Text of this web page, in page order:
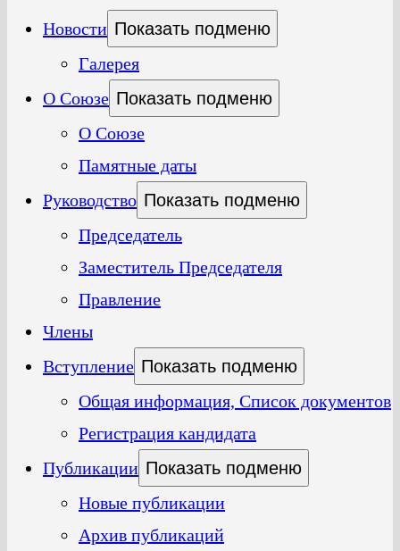
Новости Показать подменю
Галерея
О Союзе Показать подменю
О Союзе
Памятные даты
Руководство Показать подменю
Председатель
Заместитель Председателя
Правление
Члены
Вступление Показать подменю
Общая информация, Список документов
Регистрация кандидата
Публикации Показать подменю
Новые публикации
Архив публикаций